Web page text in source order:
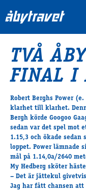
Köp biljett
Travprogrammet
Bra att veta
Restauranger
Catering by Lyon
Hotell nära oss
Nybörjar­guide
Presentkort
Tävlingsdagar
TVÅ
FINAL I
Robert Berghs Power(e.
klarhet till klarhet.
Bergh körde Googoo
sedan var det spel mot
1.15,3 och ökade sedan
loppet. Power lämnade
mål på 1.14,0a/2640
My Hedberg sköter
– Det är jättekul
Jag har fått chansen